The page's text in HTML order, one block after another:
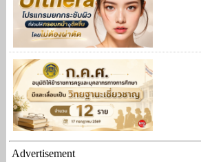
Advertisement